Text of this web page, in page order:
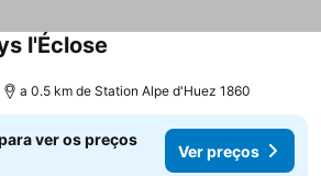
l'Éclose
a 0.5 km de Station Alpe d'Huez 1860
ver os preços
Ver preços